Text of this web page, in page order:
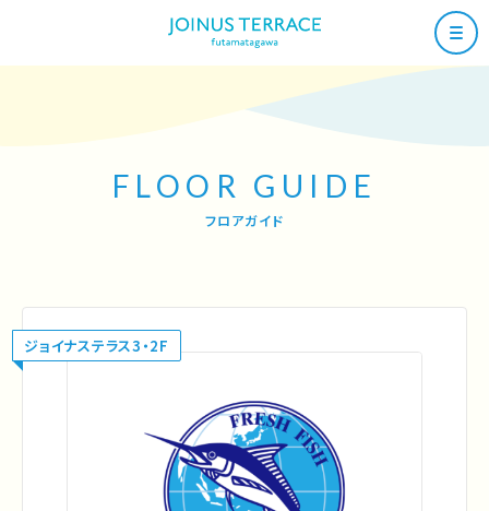
FLOOR GUIDE
フロアガイド
ジョイナステラス3・2F